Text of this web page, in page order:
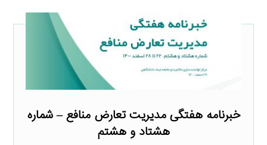
خبرنامه هفتگی مدیریت تعارض منافع – شماره
هشتاد و هشتم